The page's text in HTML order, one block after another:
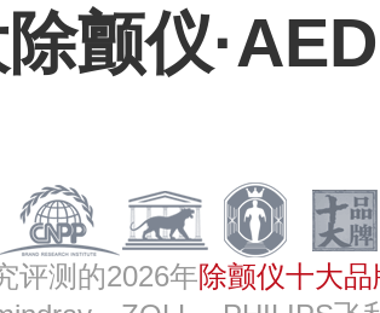
颤仪
评测的2026年除颤仪十大